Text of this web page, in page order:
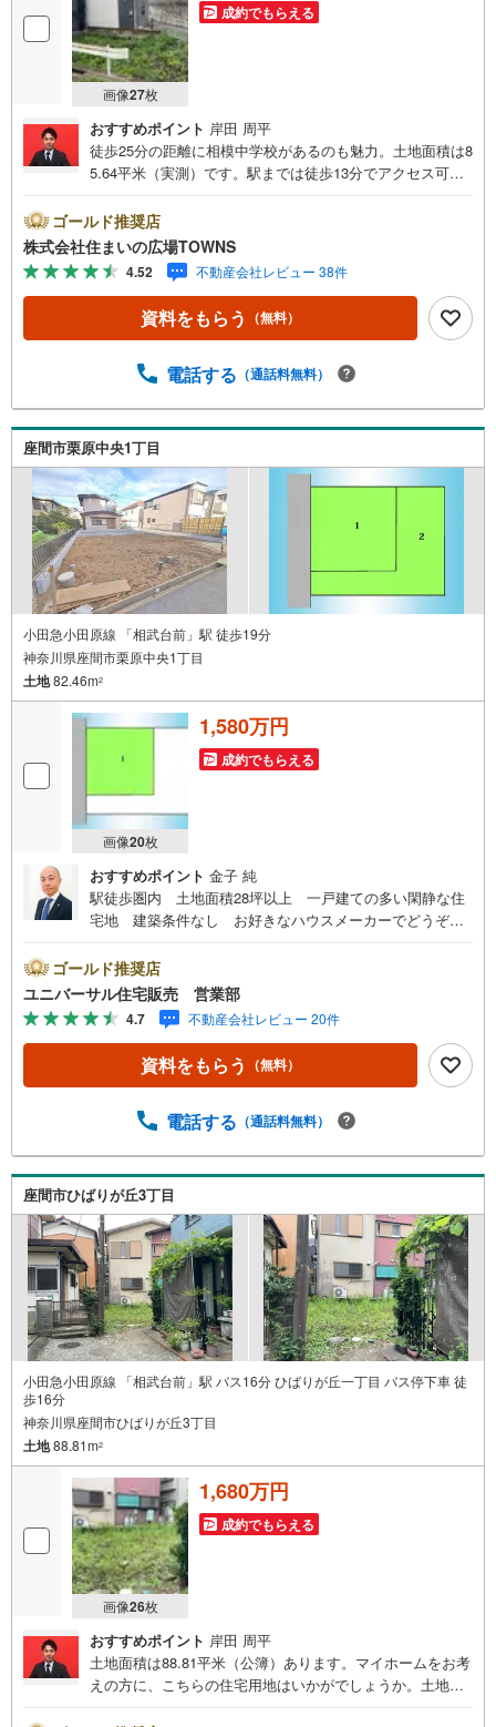
画像27枚
成約でもらえる
おすすめポイント 岸田 周平
徒歩25分の距離に相模中学校があるのも魅力。土地面積は8
5.64平米（実測）です。駅までは徒歩13分でアクセス可能
面積等の制限があるものの小規模な店舗や飲食店などの建
設が可能です。快適な周辺環境で満足の住宅用地はこちら
です。環境の良いエリアにある売地です。【年中無休/9:00
～21:00】人気物件は特にお問い合わせが集中するため、お
早めにお電話下さい。「室内・現地を見学する」ボタンよ
りご予約頂くとご見学がスムーズです。■その他、各種ご相
のシミュレーション■住まいの広場TOWNSからお客様へ経
紹介させて頂きます！ /他社様掲載物件も併せてご紹介可能
ですのでお気軽にお問い合わせ下さい♪駐車場もございま
すので、お車でのお越しも大歓迎です！
ゴールド推奨店
株式会社住まいの広場TOWNS
4.52 不動産会社レビュー 38件
資料をもらう （無料）
電話する （通話料無料）
座間市栗原中央1丁目
小田急小田原線 「相武台前」駅 徒歩19分
神奈川県座間市栗原中央1丁目
土地82.46m2
画像20枚
1,580万円
成約でもらえる
おすすめポイント 金子 純
駅徒歩圏内 土地面積28坪以上 一戸建ての多い閑静な住
宅地 建築条件なし お好きなハウスメーカーでどうぞ！
相模原にて開業し、地元の相模原・町田を中心に数多くの
お客様の住まい探しを支えてまいりました。「安心に・丁
寧に・分かりやすく」を心がけながら皆様のお役に立ちた
いと思います。【何でもご相談ください！】不動産のご相
談もお気軽にご連絡ください物件詳細のことはもちろん、
売却相談、ローン診断等何でもご相談くださいお客様のお
が繋がりやすくなっております人気物件には特に問い合わ
地を見学する」ボタンよりご予約いただくとご見学がスム
ーズです
ゴールド推奨店
ユニバーサル住宅販売 営業部
4.7 不動産会社レビュー 20件
資料をもらう （無料）
電話する （通話料無料）
座間市ひばりが丘3丁目
小田急小田原線 「相武台前」駅 バス16分 ひばりが丘一丁目 バス停下車 徒
歩16分
神奈川県座間市ひばりが丘3丁目
土地88.81m2
画像26枚
1,680万円
成約でもらえる
おすすめポイント 岸田 周平
土地面積は88.81平米（公簿）あります。マイホームをお考
えの方に、こちらの住宅用地はいかがでしょうか。土地購